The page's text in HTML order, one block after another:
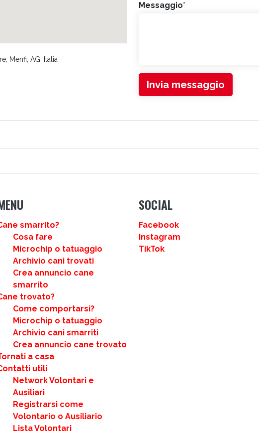
Menfi, AG, Italia
Messaggio*
Invia messaggio
smarrito?
Cosa fare
Microchip o tatuaggio
Archivio cani trovati
Crea annuncio cane
smarrito
trovato?
Come comportarsi?
Microchip o tatuaggio
Archivio cani smarriti
Crea annuncio cane trovato
a casa
utili
Network Volontari e
Ausiliari
Registrarsi come
Volontario o Ausiliario
Lista Volontari
SOCIAL
Facebook
Instagram
TikTok